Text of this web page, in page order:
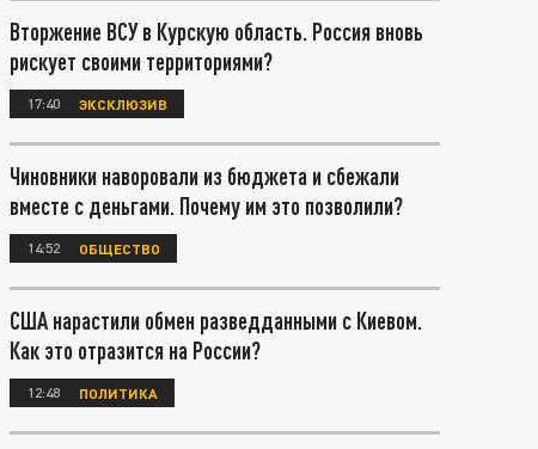
Вторжение ВСУ в Курскую область. Россия вновь
рискует своими территориями?
17:40 ЭКСКЛЮЗИВ
Чиновники наворовали из бюджета и сбежали
вместе с деньгами. Почему им это позволили?
14:52 ОБЩЕСТВО
США нарастили обмен разведданными с Киевом.
Как это отразится на России?
12:48 ПОЛИТИКА